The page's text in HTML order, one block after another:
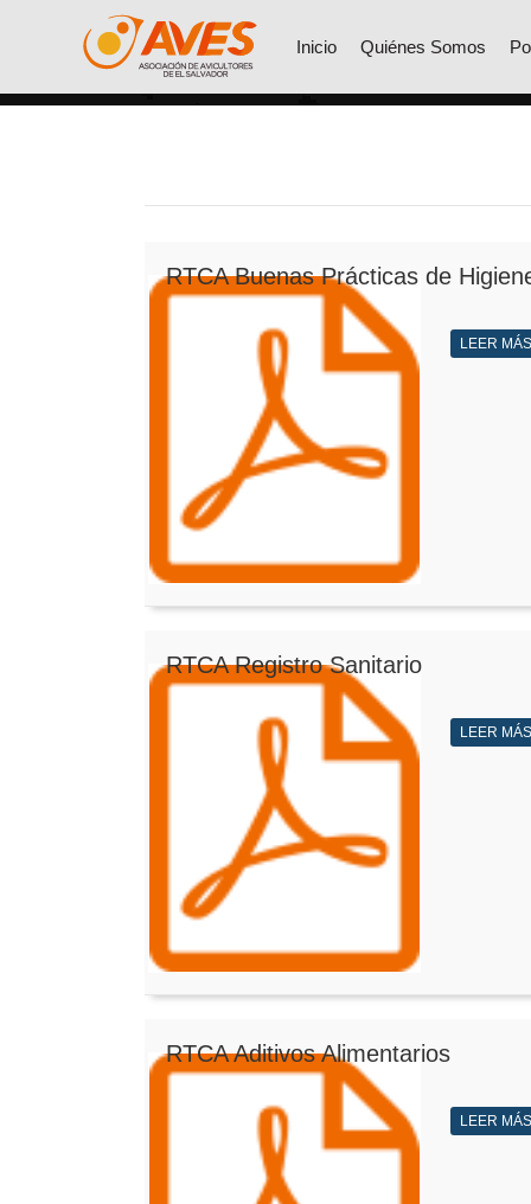
Inicio Quiénes Somos
RTCA Buenas Prácticas de
LEER MÁS
RTCA Registro Sanitario
LEER MÁS
RTCA Aditivos Alimentarios
LEER MÁS